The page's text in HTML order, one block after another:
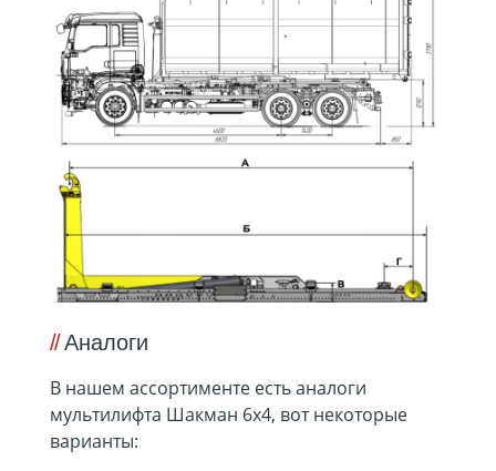
Аналоги
В нашем ассортименте есть аналоги
мультилифта Шакман 6х4, вот некоторые
варианты: